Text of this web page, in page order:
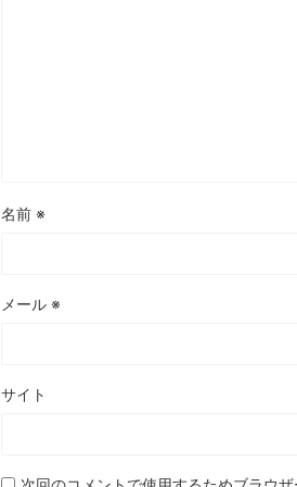
名前 ※
メール ※
サイト